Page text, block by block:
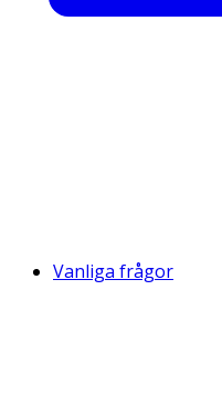
Vanliga frågor